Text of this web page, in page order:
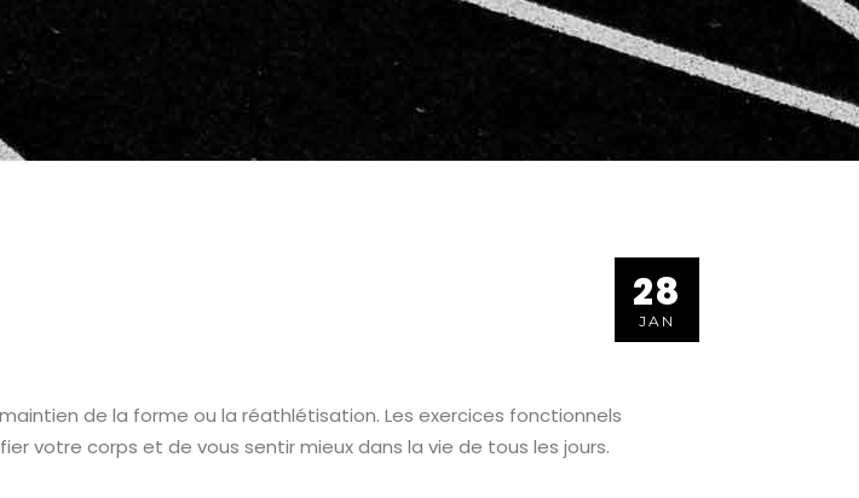
28
JAN
de la forme ou la réathlétisation. Les exercices fonctionnels
votre corps et de vous sentir mieux dans la vie de tous les jours.